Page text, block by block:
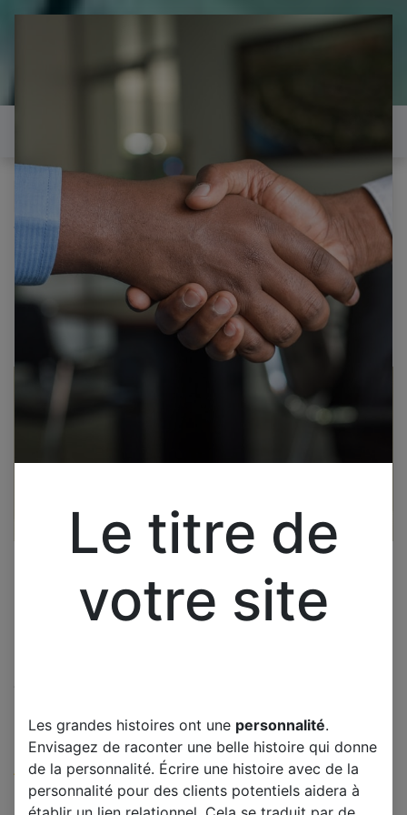
il est temps de
réparer...Electronique 66 est
heureux de vous aider
Tous les produits
IIYAMA PL4071UH CARTE T-CON 0E88441E18 117
IIYAMA PL4071UH CARTE T-
CON 0E88441E18 117
(0 avis)
Offre :30,00€
Le titre de
votre site
Les grandes histoires ont une personnalité.
Envisagez de raconter une belle histoire qui donne
de la personnalité. Écrire une histoire avec de la
personnalité pour des clients potentiels aidera à